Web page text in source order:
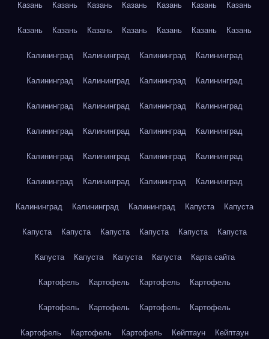
Казань Казань Казань Казань Казань Казань Казань
Казань Казань Казань Казань Казань Казань Казань
Калининград Калининград Калининград Калининград
Калининград Калининград Калининград Калининград
Калининград Калининград Калининград Калининград
Калининград Калининград Калининград Калининград
Калининград Калининград Калининград Калининград
Калининград Калининград Калининград Калининград
Калининград Калининград Калининград Капуста Капуста
Капуста Капуста Капуста Капуста Капуста Капуста
Капуста Капуста Капуста Капуста Карта сайта
Картофель Картофель Картофель Картофель
Картофель Картофель Картофель Картофель
Картофель Картофель Картофель Кейптаун Кейптаун